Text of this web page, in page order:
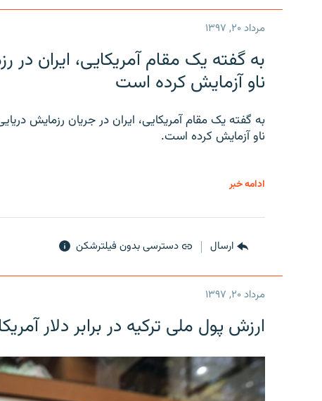
مرداد ۲۰, ۱۳۹۷
به گفته یک مقام آمریکایی، ایران
ناو آزمایش کرده است
به گفته یک مقام آمریکایی، ایران در جریان رزمایش
ناو آزمایش کرده است.
ادامه خبر
ارسال دسترسی بدون فیلترشکن
مرداد ۲۰, ۱۳۹۷
ارزش پول ملی ترکیه در برابر دلار آمریکا در یک روز